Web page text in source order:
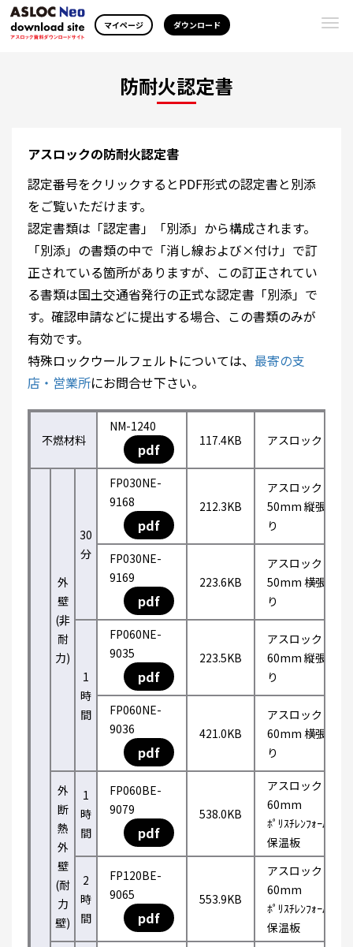
マイページ ダウンロード
防耐火認定書
アスロックの防耐火認定書
認定番号をクリックするとPDF形式の認定書と別添
をご覧いただけます。
認定書類は「認定書」「別添」から構成されます。
「別添」の書類の中で「消し線および×付け」で訂
正されている箇所がありますが、この訂正されてい
る書類は国土交通省発行の正式な認定書「別添」で
す。確認申請などに提出する場合、この書類のみが
有効です。
特殊ロックウールフェルトについては、 最寄の支
店・営業所にお問合せ下さい。
不燃材料
NM-1240
pdf 117.4KB アスロック
外
壁
(非
耐
力)
30
分
FP030NE-
9168
pdf
212.3KB
アスロック
50mm 縦張
り
FP030NE-
9169
pdf
223.6KB
アスロック
50mm 横張
り
1
時
間
FP060NE-
9035
pdf
223.5KB
アスロック
60mm 縦張
り
FP060NE-
9036
pdf
421.0KB
アスロック
60mm 横張
り
外
断
熱
外
壁
(耐
力
壁)
1
時
間
FP060BE-
9079
pdf
538.0KB
アスロック
60mm
ﾎﾟﾘｽﾁﾚﾝﾌｫｰﾑ
保温板
2
時
間
FP120BE-
9065
pdf
553.9KB
アスロック
60mm
ﾎﾟﾘｽﾁﾚﾝﾌｫｰﾑ
保温板